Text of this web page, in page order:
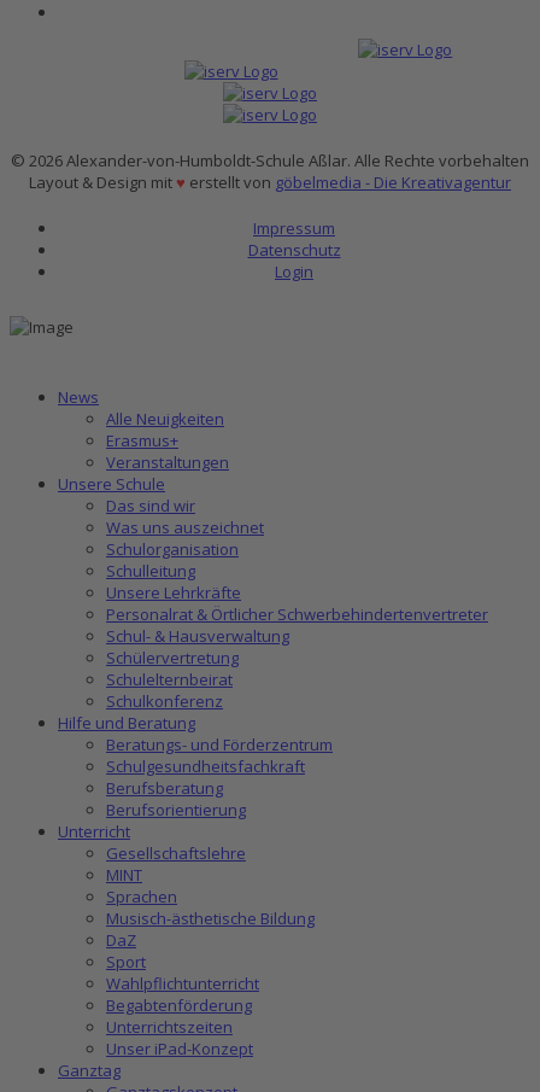
© 2026 Alexander-von-Humboldt-Schule Aßlar. Alle Rechte vorbehalten
Layout & Design mit♥ erstellt von göbelmedia - Die Kreativagentur
Impressum
Datenschutz
Login
News
Alle Neuigkeiten
Erasmus+
Veranstaltungen
Unsere Schule
Das sind wir
Was uns auszeichnet
Schulorganisation
Schulleitung
Unsere Lehrkräfte
Personalrat & Örtlicher Schwerbehindertenvertreter
Schul- & Hausverwaltung
Schülervertretung
Schulelternbeirat
Schulkonferenz
Hilfe und Beratung
Beratungs- und Förderzentrum
Schulgesundheitsfachkraft
Berufsberatung
Berufsorientierung
Unterricht
Gesellschaftslehre
MINT
Sprachen
Musisch-ästhetische Bildung
DaZ
Sport
Wahlpflichtunterricht
Begabtenförderung
Unterrichtszeiten
Unser iPad-Konzept
Ganztag